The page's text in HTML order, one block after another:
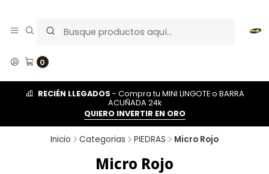
0
RECIÉN LLEGADOS - Compra tu MINI LINGOTE o BARRA
ACUÑADA 24k
QUIERO INVERTIR EN ORO
Inicio Categorias PIEDRAS Micro Rojo
Micro Rojo